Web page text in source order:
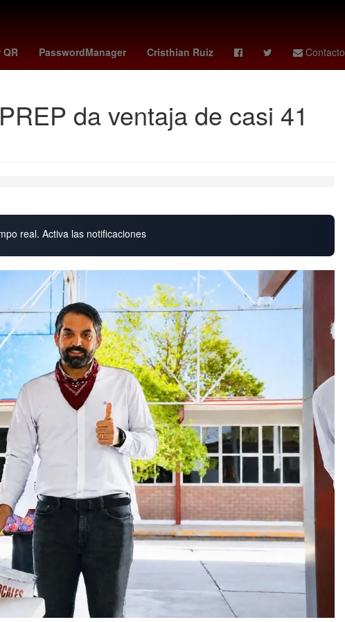
QR PasswordManager Cristhian Ruiz Contacto
Horror Story Semana Santa Taylor Swift
da ventaja de casi 41
real. Activa las notificaciones